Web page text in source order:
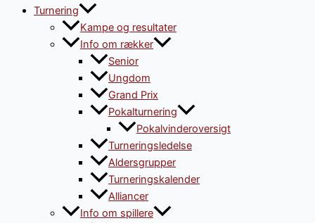
Turnering
Kampe og resultater
Info om rækker
Senior
Ungdom
Grand Prix
Pokalturnering
Pokalvinderoversigt
Turneringsledelse
Aldersgrupper
Turneringskalender
Alliancer
Info om spillere